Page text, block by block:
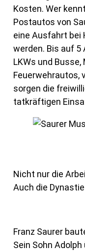
Kosten. Wer
Postautos von
eine Ausfahrt
werden. Bis auf 5
LKWs und
Feuerwehrautos,
sorgen die
tatkräftigen
Nicht nur die
Auch die
Franz Saurer
Sein Sohn Adolph